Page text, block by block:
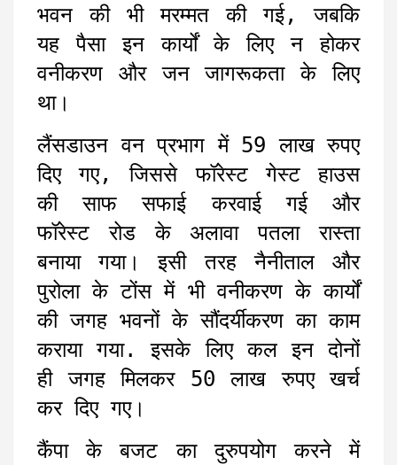
भवन की भी मरम्मत की गई, जबकि
यह पैसा इन कार्यों के लिए न होकर
वनीकरण और जन जागरूकता के लिए
था।
लैंसडाउन वन प्रभाग में 59 लाख रुपए
दिए गए, जिससे फॉरेस्ट गेस्ट हाउस
की साफ सफाई करवाई गई और
फॉरेस्ट रोड के अलावा पतला रास्ता
बनाया गया। इसी तरह नैनीताल और
पुरोला के टोंस में भी वनीकरण के कार्यों
की जगह भवनों के सौंदर्यीकरण का काम
कराया गया. इसके लिए कल इन दोनों
ही जगह मिलकर 50 लाख रुपए खर्च
कर दिए गए।
कैंपा के बजट का दुरुपयोग करने में